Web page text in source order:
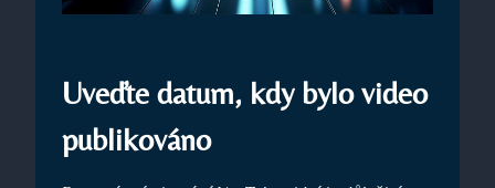
Uveďte datum, kdy bylo video
publikováno